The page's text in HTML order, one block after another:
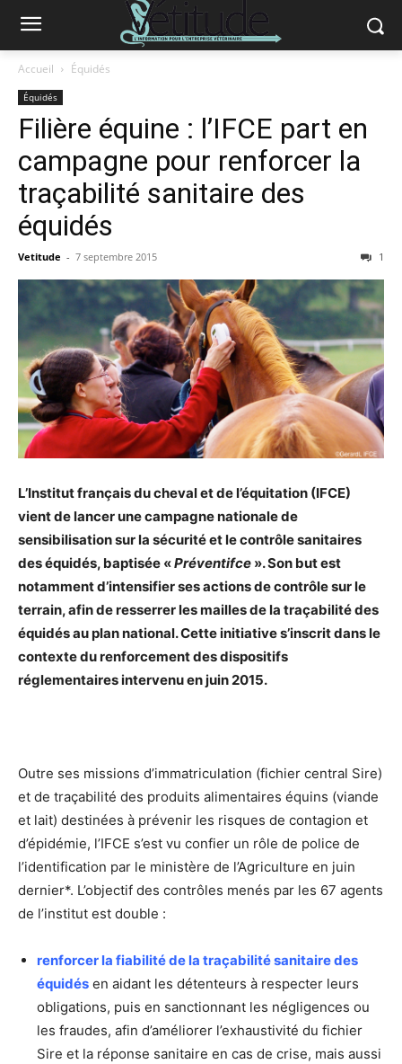
Accueil Équidés
Équidés
Filière équine : l’IFCE part en
campagne pour renforcer la
traçabilité sanitaire des
équidés
Vetitude - 7 septembre 2015 1
L’Institut français du cheval et de l’équitation (IFCE)
vient de lancer une campagne nationale de
sensibilisation sur la sécurité et le contrôle sanitaires
des équidés, baptisée «Préventifce ». Son but est
notamment d’intensifier ses actions de contrôle sur le
terrain, afin de resserrer les mailles de la traçabilité des
équidés au plan national. Cette initiative s’inscrit dans le
contexte du renforcement des dispositifs
réglementaires intervenu en juin 2015.
Outre ses missions d’immatriculation (fichier central Sire)
et de traçabilité des produits alimentaires équins (viande
et lait) destinées à prévenir les risques de contagion et
d’épidémie, l’IFCE s’est vu confier un rôle de police de
l’identification par le ministère de l’Agriculture en juin
dernier*. L’objectif des contrôles menés par les 67 agents
de l’institut est double :
renforcer la fiabilité de la traçabilité sanitaire des
équidés en aidant les détenteurs à respecter leurs
obligations, puis en sanctionnant les négligences ou
les fraudes, afin d’améliorer l’exhaustivité du fichier
Sire et la réponse sanitaire en cas de crise, mais aussi